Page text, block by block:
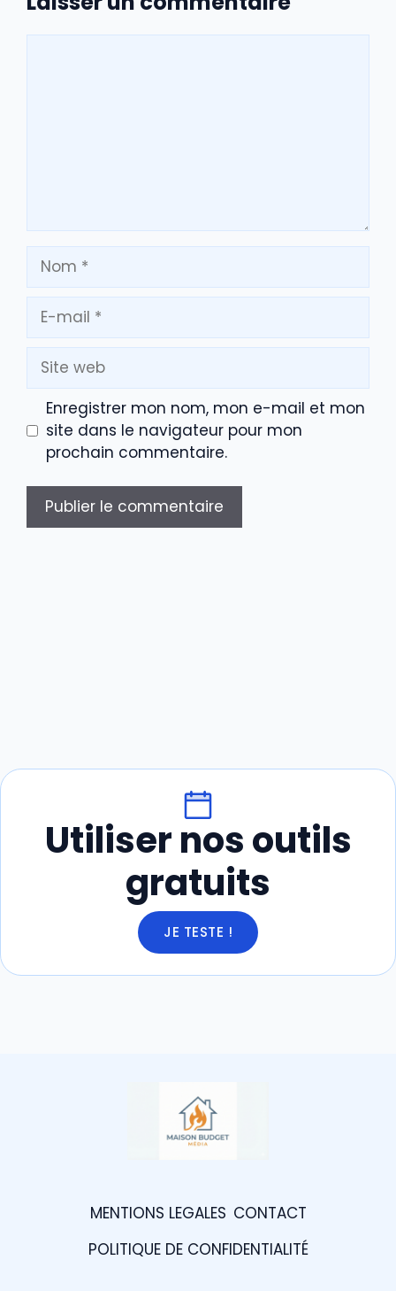
Nom
mail
Site
web
Enregistrer mon nom, mon e-mail et mon
site dans le navigateur pour mon
prochain commentaire.
Utiliser nos outils
gratuits
JE TESTE !
MENTIONS LEGALES CONTACT
POLITIQUE DE CONFIDENTIALITÉ